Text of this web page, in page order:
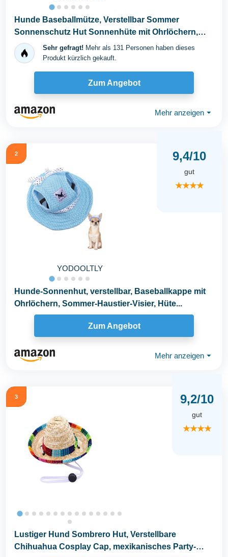
Hunde Baseballmütze, Verstellbar Sommer
Sonnenschutz Hut Sonnenhüte mit Ohrlöchern,
Haustier...Sehr gefragt! Mehr als 131 Personen haben dieses
Produkt kürzlich gekauft.
Zum Angebot
Mehr anzeigen ⏷
2
YODOOLTLY
9,4/10
gut
★★★★
Hunde-Sonnenhut, verstellbar, Baseballkappe mit
Ohrlöchern, Sommer-Haustier-Visier, Hüte...
Zum Angebot
Mehr anzeigen ⏷
3 9,2/10
gut
★★★★
Lustiger Hund Sombrero Hut, Verstellbare
Chihuahua Cosplay Cap, mexikanisches Party-